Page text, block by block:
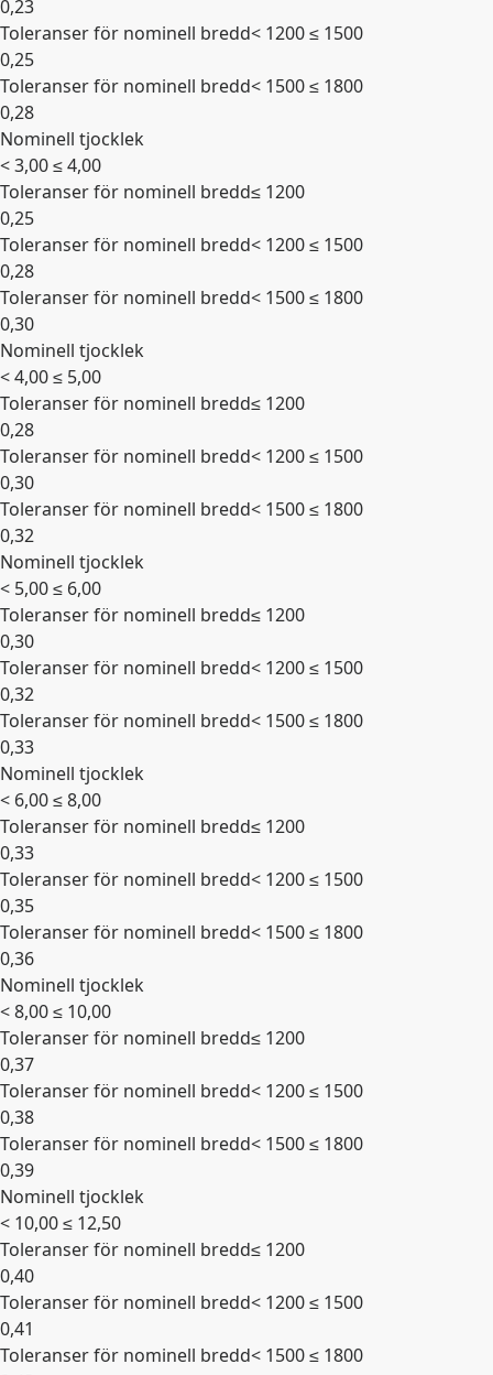
0,23
Toleranser för nominell bredd< 1200 ≤ 1500
0,25
Toleranser för nominell bredd< 1500 ≤ 1800
0,28
Expandera
Nominell tjocklek
< 3,00 ≤ 4,00
Toleranser för nominell bredd≤ 1200
0,25
Toleranser för nominell bredd< 1200 ≤ 1500
0,28
Toleranser för nominell bredd< 1500 ≤ 1800
0,30
Expandera
Nominell tjocklek
< 4,00 ≤ 5,00
Toleranser för nominell bredd≤ 1200
0,28
Toleranser för nominell bredd< 1200 ≤ 1500
0,30
Toleranser för nominell bredd< 1500 ≤ 1800
0,32
Expandera
Nominell tjocklek
< 5,00 ≤ 6,00
Toleranser för nominell bredd≤ 1200
0,30
Toleranser för nominell bredd< 1200 ≤ 1500
0,32
Toleranser för nominell bredd< 1500 ≤ 1800
0,33
Expandera
Nominell tjocklek
< 6,00 ≤ 8,00
Toleranser för nominell bredd≤ 1200
0,33
Toleranser för nominell bredd< 1200 ≤ 1500
0,35
Toleranser för nominell bredd< 1500 ≤ 1800
0,36
Expandera
Nominell tjocklek
< 8,00 ≤ 10,00
Toleranser för nominell bredd≤ 1200
0,37
Toleranser för nominell bredd< 1200 ≤ 1500
0,38
Toleranser för nominell bredd< 1500 ≤ 1800
0,39
Expandera
Nominell tjocklek
< 10,00 ≤ 12,50
Toleranser för nominell bredd≤ 1200
0,40
Toleranser för nominell bredd< 1200 ≤ 1500
0,41
Toleranser för nominell bredd< 1500 ≤ 1800